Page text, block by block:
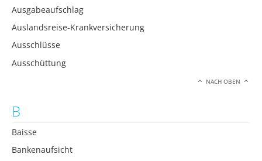
Ausgabeaufschlag
Auslandsreise-Krankversicherung
Ausschlüsse
Ausschüttung
NACH OBEN
B
Baisse
Bankenaufsicht